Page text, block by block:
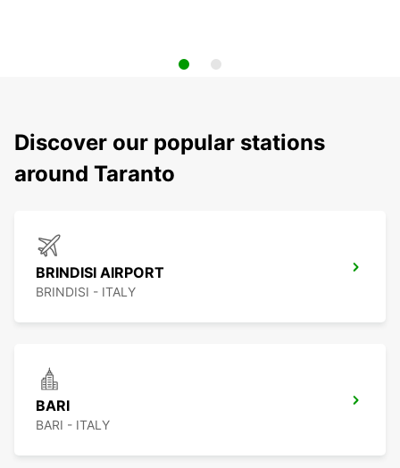
Discover our popular stations
around Taranto
BRINDISI AIRPORT
BRINDISI - ITALY
BARI
BARI - ITALY